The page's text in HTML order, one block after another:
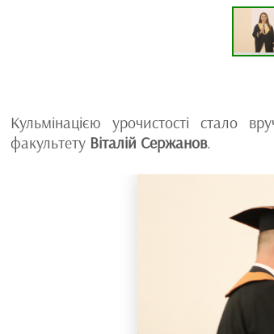
Кульмінацією урочистості стало
факультету Віталій Сержанов.